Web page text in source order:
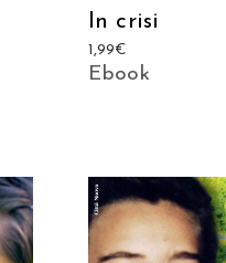
In crisi
1,99€
Ebook